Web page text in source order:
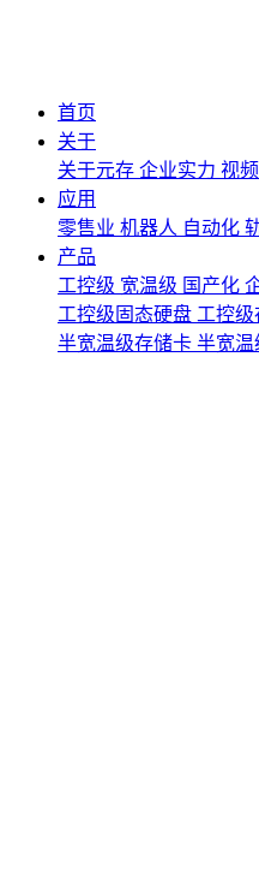
首页
关于
关于元存 企业实力 视
应用
零售业 机器人 自动化
产品
工控级 宽温级 国产化
工控级固态硬盘 工控
半宽温级存储卡 半宽温